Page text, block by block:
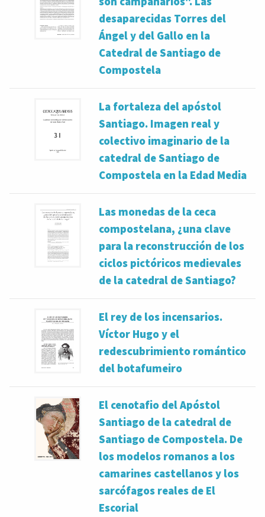
desaparecidas Torres del
Ángel y del Gallo en la
Catedral de Santiago de
Compostela
La fortaleza del apóstol
Santiago. Imagen real y
colectivo imaginario de la
catedral de Santiago de
Compostela en la Edad Media
Las monedas de la ceca
compostelana, ¿una clave
para la reconstrucción de los
ciclos pictóricos medievales
de la catedral de Santiago?
El rey de los incensarios.
Víctor Hugo y el
redescubrimiento romántico
del botafumeiro
El cenotafio del Apóstol
Santiago de la catedral de
Santiago de Compostela. De
los modelos romanos a los
camarines castellanos y los
sarcófagos reales de El
Escorial